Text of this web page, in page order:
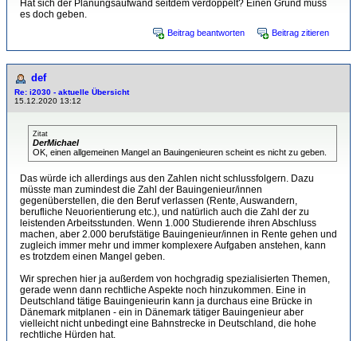
Hat sich der Planungsaufwand seitdem verdoppelt? Einen Grund muss
es doch geben.
Beitrag beantworten Beitrag zitieren
def
Re: i2030 - aktuelle Übersicht
15.12.2020 13:12
Zitat
DerMichael
OK, einen allgemeinen Mangel an Bauingenieuren scheint es nicht zu geben.
Das würde ich allerdings aus den Zahlen nicht schlussfolgern. Dazu
müsste man zumindest die Zahl der Bauingenieur/innen
gegenüberstellen, die den Beruf verlassen (Rente, Auswandern,
berufliche Neuorientierung etc.), und natürlich auch die Zahl der zu
leistenden Arbeitsstunden. Wenn 1.000 Studierende ihren Abschluss
machen, aber 2.000 berufstätige Bauingenieur/innen in Rente gehen und
zugleich immer mehr und immer komplexere Aufgaben anstehen, kann
es trotzdem einen Mangel geben.
Wir sprechen hier ja außerdem von hochgradig spezialisierten Themen,
gerade wenn dann rechtliche Aspekte noch hinzukommen. Eine in
Deutschland tätige Bauingenieurin kann ja durchaus eine Brücke in
Dänemark mitplanen - ein in Dänemark tätiger Bauingenieur aber
vielleicht nicht unbedingt eine Bahnstrecke in Deutschland, die hohe
rechtliche Hürden hat.